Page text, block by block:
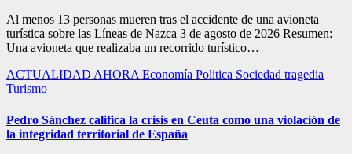
Al menos 13 personas mueren tras el accidente de una avioneta
turística sobre las Líneas de Nazca 3 de agosto de 2026 Resumen:
Una avioneta que realizaba un recorrido turístico…
ACTUALIDAD AHORAEconomía Politica Sociedad tragedia
Turismo
Pedro Sánchez califica la crisis en Ceuta como una violación de
la integridad territorial de España